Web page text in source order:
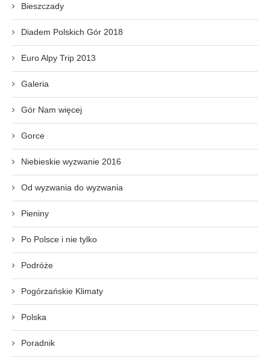
Bieszczady
Diadem Polskich Gór 2018
Euro Alpy Trip 2013
Galeria
Gór Nam więcej
Gorce
Niebieskie wyzwanie 2016
Od wyzwania do wyzwania
Pieniny
Po Polsce i nie tylko
Podróże
Pogórzańskie Klimaty
Polska
Poradnik